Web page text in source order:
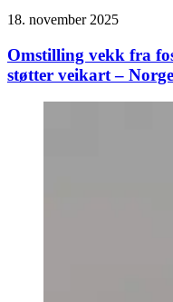
18. november 2025
Omstilling vekk fra
støtter veikart –